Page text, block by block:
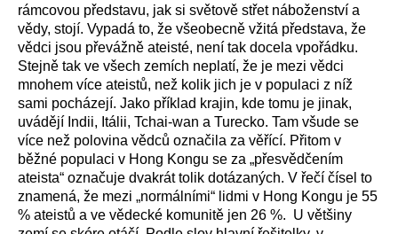
rámcovou představu, jak si světově střet náboženství a
vědy, stojí. Vypadá to, že všeobecně vžitá představa, že
vědci jsou převážně ateisté, není tak docela vpořádku.
Stejně tak ve všech zemích neplatí, že je mezi vědci
mnohem více ateistů, než kolik jich je v populaci z níž
sami pocházejí. Jako příklad krajin, kde tomu je jinak,
uvádějí Indii, Itálii, Tchai-wan a Turecko. Tam všude se
více než polovina vědců označila za věřící. Přitom v
běžné populaci v Hong Kongu se za „přesvědčením
ateista“ označuje dvakrát tolik dotázaných. V řečí čísel to
znamená, že mezi „normálními“ lidmi v Hong Kongu je 55
% ateistů a ve vědecké komunitě jen 26 %. U většiny